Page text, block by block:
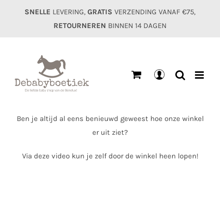
SNELLE LEVERING, GRATIS VERZENDING VANAF €75,
RETOURNEREN BINNEN 14 DAGEN
Ben je altijd al eens benieuwd geweest hoe onze winkel
er uit ziet?
Via deze video kun je zelf door de winkel heen lopen!